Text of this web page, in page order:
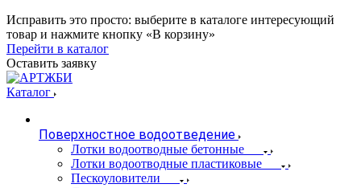
Исправить это просто: выберите в каталоге интересующий
товар и нажмите кнопку «В корзину»
Перейти в каталог
Оставить заявку
Каталог
Поверхностное водоотведение
Лотки водоотводные бетонные
Лотки водоотводные пластиковые
Пескоуловители